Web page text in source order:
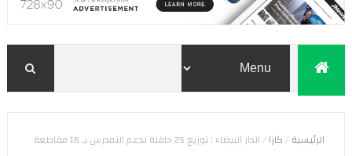
الرئيسية/كازا/الدار البيضاء : توزيع 25 حافلة لدعم التمدرس بـ 16 مقاطعة